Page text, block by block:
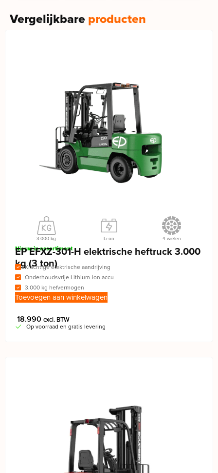
Vergelijkbareproducten
3.000 kg Li-on 4 wielen
Nieuw in assortiment
EP EFXZ-301-H elektrische heftruck 3.000
kg (3 ton)
Krachtige elektrische aandrijving
Onderhoudsvrije Lithium-ion accu
3.000 kg hefvermogen
Toevoegen aan winkelwagen
18.990 excl. BTW
Op voorraad en gratis levering